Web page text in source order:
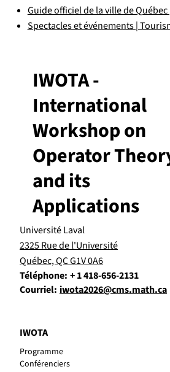
Guide officiel de la ville de
Spectacles et événements |
IWOTA -
International
Workshop on
Operator
and its
Applications
Téléphone: + 1 418-656-2131
Université Laval
2325 Rue de l'Université
Québec, QC G1V 0A6
Courriel: iwota2026@cms.math.ca
IWOTA
Programme
Conférenciers